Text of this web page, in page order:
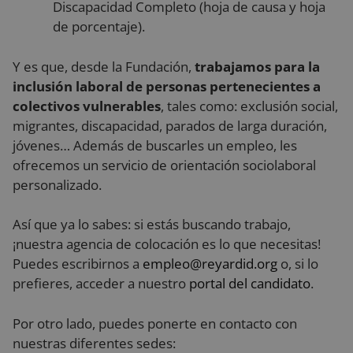
Discapacidad Completo (hoja de causa y hoja
de porcentaje).
Y es que, desde la Fundación, trabajamos para la
inclusión laboral de personas pertenecientes a
colectivos vulnerables, tales como: exclusión social,
migrantes, discapacidad, parados de larga duración,
jóvenes… Además de buscarles un empleo, les
ofrecemos un servicio de orientación sociolaboral
personalizado.
Así que ya lo sabes: si estás buscando trabajo,
¡nuestra agencia de colocación es lo que necesitas!
Puedes escribirnos a empleo@reyardid.org o, si lo
prefieres, acceder a nuestro portal del candidato.
Por otro lado, puedes ponerte en contacto con
nuestras diferentes sedes:
Cookies de rendimiento
Cookies de preferencias
Las cookies estrictamente necesarias permiten la
funcionalidad principal del sitio web, como el inicio
de sesión de usuario y la gestión de cuentas. El sitio
web no se puede utilizar correctamente sin las
cookies estrictamente necesarias.
Nombre
VISITOR_PRIVACY_METADATA
YouTube
.youtube.com
semanas